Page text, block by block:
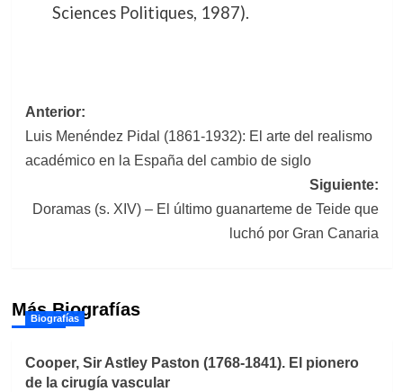
Sciences Politiques, 1987).
Navegación
de
Anterior:
Luis Menéndez Pidal (1861-1932): El arte del realismo
académico en la España del cambio de siglo
Siguiente:
Doramas (s. XIV) – El último guanarteme de Teide que
luchó por Gran Canaria
Más Biografías
Biografías
Cooper, Sir Astley Paston (1768-1841). El pionero
de la cirugía vascular